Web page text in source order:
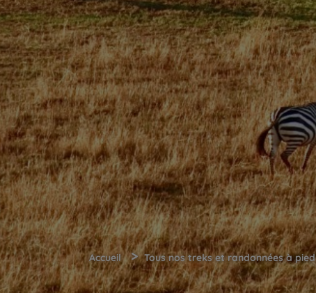
Accueil > Tous nos treks et randonnées à pied